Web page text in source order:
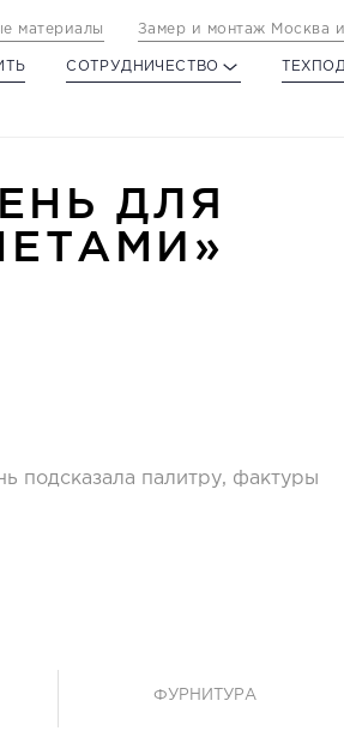
материалы Замер и монтаж Москва
СОТРУДНИЧЕСТВО
ДЛЯ
подсказала палитру, фактуры
ФУРНИТУРА